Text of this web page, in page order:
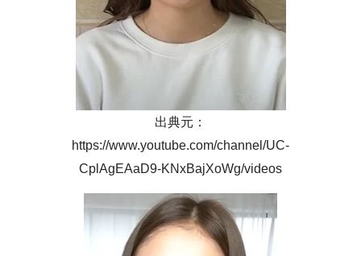
出典元：
https://www.youtube.com/channel/UC-
CplAgEAaD9-KNxBajXoWg/videos